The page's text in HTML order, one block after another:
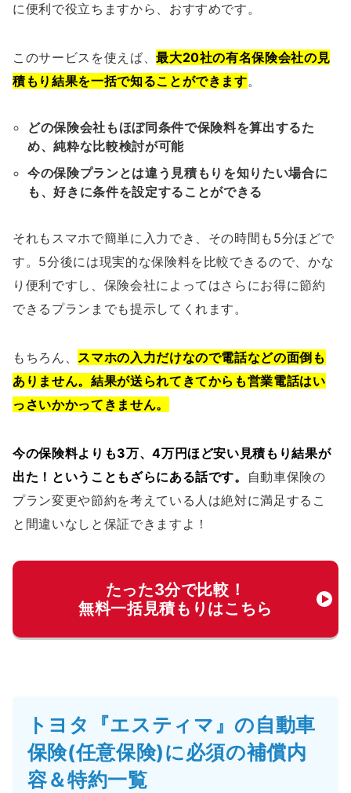
に便利で役立ちますから、おすすめです。
このサービスを使えば、最大20社の有名保険会社の見
積もり結果を一括で知ることができます。
どの保険会社もほぼ同条件で保険料を算出するた
め、純粋な比較検討が可能
今の保険プランとは違う見積もりを知りたい場合に
も、好きに条件を設定することができる
それもスマホで簡単に入力でき、その時間も5分ほどで
す。5分後には現実的な保険料を比較できるので、かな
り便利ですし、保険会社によってはさらにお得に節約
できるプランまでも提示してくれます。
もちろん、 スマホの入力だけなので電話などの面倒も
ありません。結果が送られてきてからも営業電話はい
っさいかかってきません。
今の保険料よりも3万、4万円ほど安い見積もり結果が
出た！ということもざらにある話です。
自動車保険の
プラン変更や節約を考えている人は絶対に満足するこ
と間違いなしと保証できますよ！
たった3分で比較！
無料一括見積もりはこちら
トヨタ『エスティマ』の自動車
保険(任意保険)に必須の補償内
容＆特約一覧